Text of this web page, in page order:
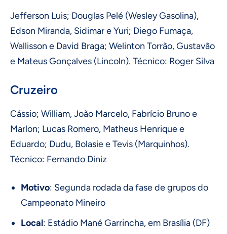
Jefferson Luis; Douglas Pelé (Wesley Gasolina),
Edson Miranda, Sidimar e Yuri; Diego Fumaça,
Wallisson e David Braga; Welinton Torrão, Gustavão
e Mateus Gonçalves (Lincoln). Técnico: Roger Silva
Cruzeiro
Cássio; William, João Marcelo, Fabrício Bruno e
Marlon; Lucas Romero, Matheus Henrique e
Eduardo; Dudu, Bolasie e Tevis (Marquinhos).
Técnico: Fernando Diniz
Motivo: Segunda rodada da fase de grupos do
Campeonato Mineiro
Local: Estádio Mané Garrincha, em Brasília (DF)